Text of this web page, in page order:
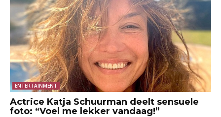
ENTERTAINMENT
Actrice Katja Schuurman deelt sensuele
foto: “Voel me lekker vandaag!”